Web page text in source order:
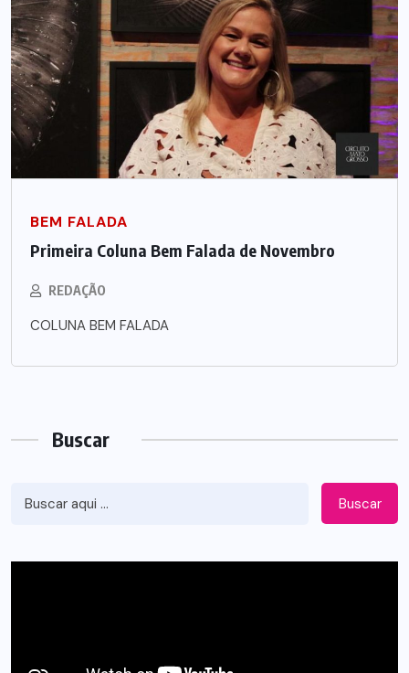
BEM FALADA
Primeira Coluna Bem Falada de Novembro
REDAÇÃO
COLUNA BEM FALADA
Buscar
Buscar